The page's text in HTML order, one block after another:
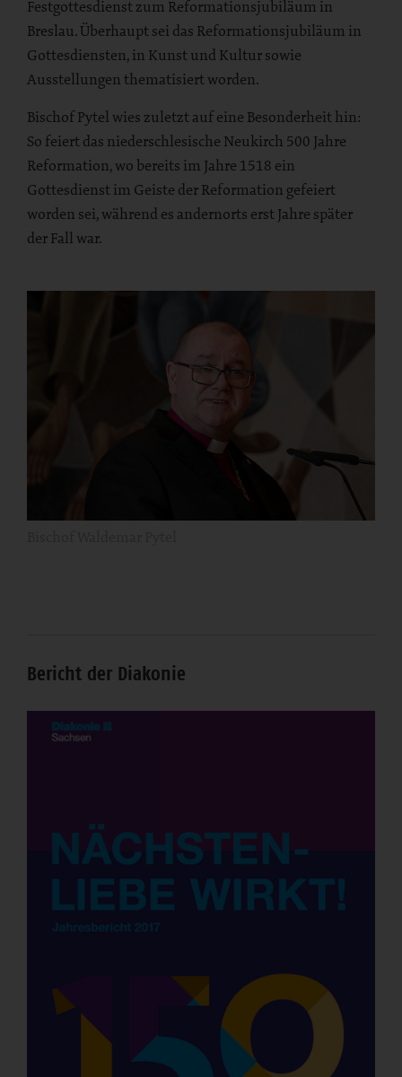
Festgottesdienst zum Reformationsjubiläum in
Breslau. Überhaupt sei das Reformationsjubiläum in
Gottesdiensten, in Kunst und Kultur sowie
Ausstellungen thematisiert worden.
Bischof Pytel wies zuletzt auf eine Besonderheit hin:
So feiert das niederschlesische Neukirch 500 Jahre
Reformation, wo bereits im Jahre 1518 ein
Gottesdienst im Geiste der Reformation gefeiert
worden sei, während es andernorts erst Jahre später
der Fall war.
Bericht der Diakonie